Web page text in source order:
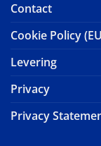
Contact
Cookie Policy
Levering
Privacy
Privacy